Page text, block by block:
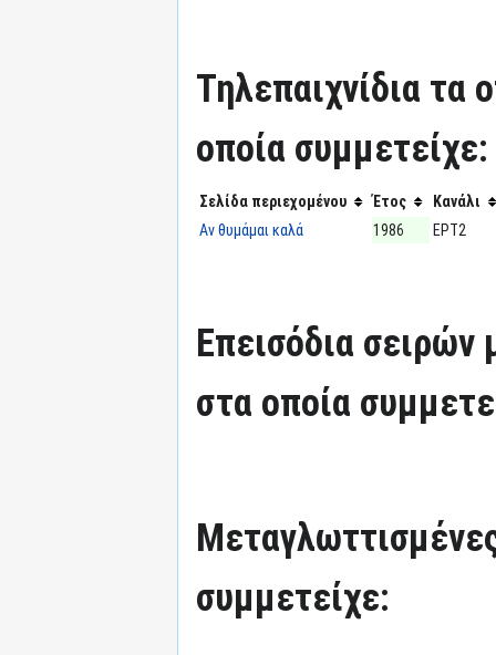
Τηλεπαιχνίδια τα
οποία συμμετείχε:
Σελίδα περιεχομένου Έτος
Κανάλι
Αν θυμάμαι καλά
1986 ΕΡΤ2
Επεισόδια
στα οποία
συμμετείχε: